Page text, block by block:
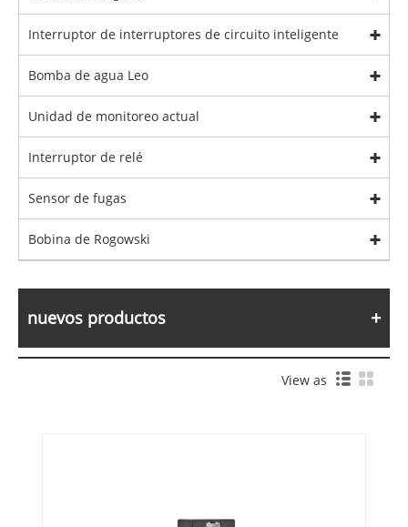
Interruptor de interruptores de circuito inteligente
Bomba de agua Leo
Unidad de monitoreo actual
Interruptor de relé
Sensor de fugas
Bobina de Rogowski
nuevos productos
View as